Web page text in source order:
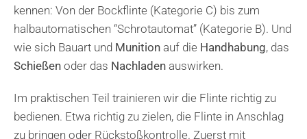
kennen: Von der Bockflinte (Kategorie C) bis zum
halbautomatischen “Schrotautomat” (Kategorie B). Und
wie sich Bauart und Munition auf die Handhabung, das
Schießenoder das Nachladenauswirken.
Im praktischen Teil trainieren wir die Flinte richtig zu
bedienen. Etwa richtig zu zielen, die Flinte in Anschlag
zu bringen oder Rückstoßkontrolle. Zuerst mit